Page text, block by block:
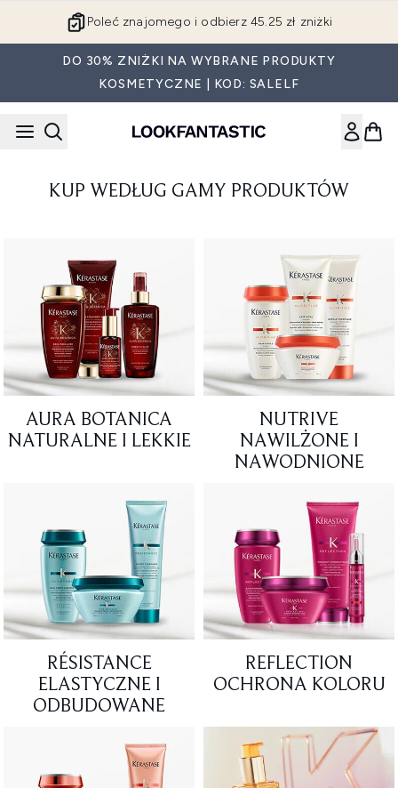
Poleć znajomego i odbierz 45.25 zł zniżki
DO 30% ZNIŻKI NA WYBRANE PRODUKTY
KOSMETYCZNE | KOD: SALELF
KUP WEDŁUG GAMY PRODUKTÓW
AURA BOTANICA
NATURALNE I LEKKIE
NUTRIVE
NAWILŻONE I
NAWODNIONE
RÉSISTANCE
ELASTYCZNE I
ODBUDOWANE
REFLECTION
OCHRONA KOLORU